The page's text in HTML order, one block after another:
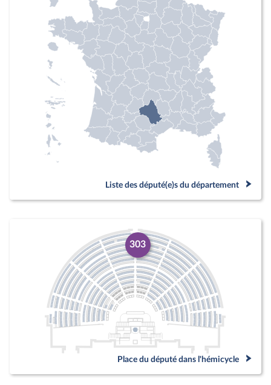
Liste des député(e)s du département
303
Place du député dans l'hémicycle